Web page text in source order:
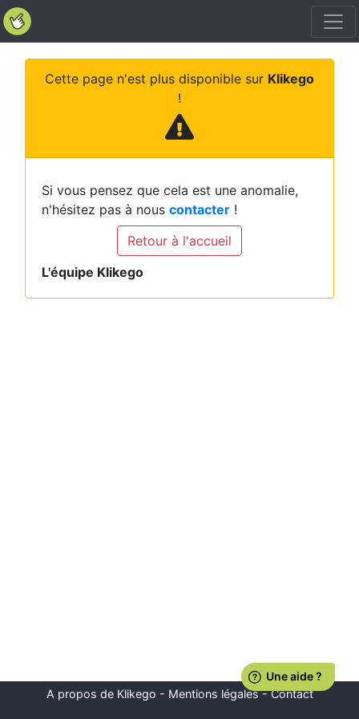
Cette page n'est plus disponible sur Klikego
!
Si vous pensez que cela est une anomalie,
n'hésitez pas à nous contacter !
Retour à l'accueil
L'équipe Klikego
A propos de Klikego - Mentions légales-Contact